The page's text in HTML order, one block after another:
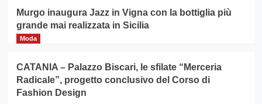
Murgo inaugura Jazz in Vigna con la bottiglia più
grande mai realizzata in Sicilia
Moda
CATANIA – Palazzo Biscari, le sfilate “Merceria
Radicale”, progetto conclusivo del Corso di
Fashion Design